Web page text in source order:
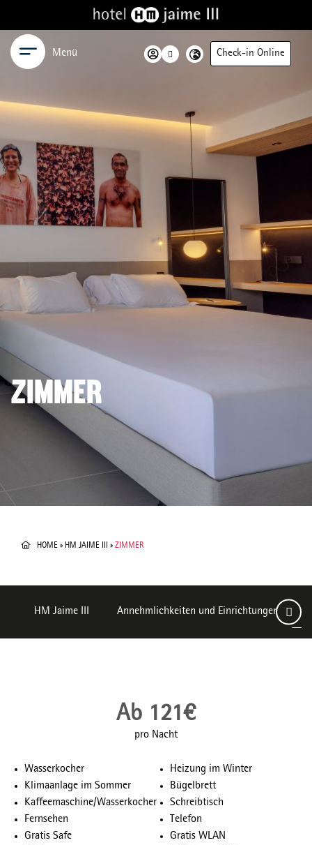
Menü Check-in Online
ZIMMER
HOME » HM JAIME III » ZIMMER
HM Jaime III Annehmlichkeiten und Einrichtungen
Ab 121€
pro Nacht
Wasserkocher
Heizung im Winter
Klimaanlage im Sommer
Bügelbrett
Kaffeemaschine/Wasserkocher
Schreibtisch
Fernsehen
Telefon
Gratis Safe
Gratis WLAN